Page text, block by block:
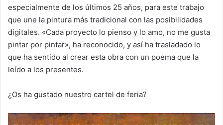
especialmente de los últimos 25 años, para este trabajo
que une la pintura más tradicional con las posibilidades
digitales. «Cada proyecto lo pienso y lo amo, no me gusta
pintar por pintar», ha reconocido, y así ha trasladado lo
que ha sentido al crear esta obra con un poema que la
leído a los presentes.
¿Os ha gustado nuestro cartel de feria?